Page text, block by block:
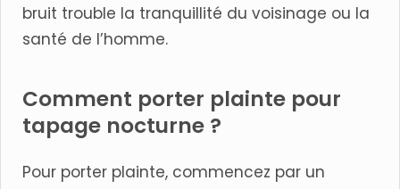
bruit trouble la tranquillité du voisinage ou la
santé de l’homme.
Comment porter plainte pour
tapage nocturne ?
Pour porter plainte, commencez par un